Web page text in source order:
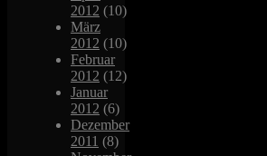
2012 (10)
März
2012 (10)
Februar
2012 (12)
Januar
2012 (6)
Dezember
2011 (8)